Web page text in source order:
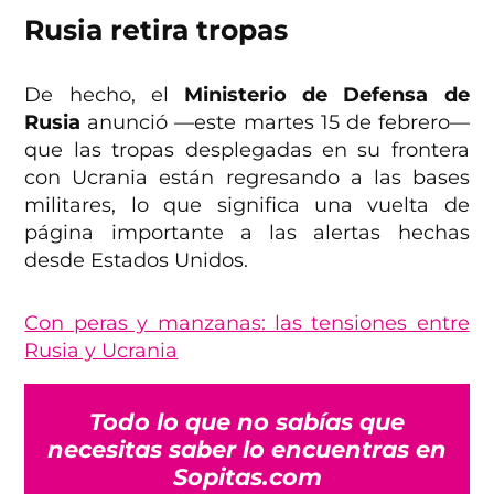
Rusia retira tropas
De hecho, el Ministerio de Defensa de
Rusia anunció —este martes 15 de febrero—
que las tropas desplegadas en su frontera
con Ucrania están regresando a las bases
militares, lo que significa una vuelta de
página importante a las alertas hechas
desde Estados Unidos.
Con peras y manzanas: las tensiones entre
Rusia y Ucrania
Todo lo que no sabías que
necesitas saber lo encuentras en
Sopitas.com